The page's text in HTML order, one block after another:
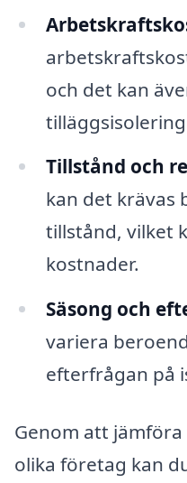
och det kan
Tillstånd och
kan det krävas
tillstånd, vilket
kostnader.
Säsong och
variera
efterfrågan på
Genom att
olika företag kan